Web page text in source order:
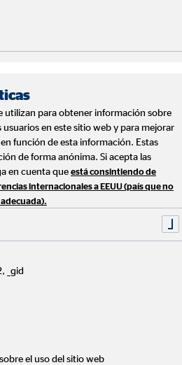
ha sido necesaria gracias al
la oficina este
que, tras esta remodelación, la
como son “duplicar nuestro
de consultores” en una nueva
importantes dentro del
la Zona y mi promoción a
los elementos diferenciales de
es que “en la capital se
procedencia geográfica con
conocer nuevos modelos de
de carrera europeo del sector
clientes son más receptivos a
finanzas, por lo que “se dejan
nosotros para planificar
utilizan para obtener información sobre
en este sitio web y para mejorar
función de esta información. Estas
de forma anónima. Si acepta las
en cuenta que está consintiendo de
internacionales a EEUU (país que no
_gid
el uso del sitio web